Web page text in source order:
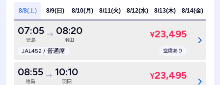
8/8(土) 8/9(日) 8/10(月) 8/11(火) 8/12(水) 8/13(木) 8/14(金)
07:05
徳島
08:20
羽田
JAL452 / 普通席
¥23,495
空席あり
08:55
徳島
10:10
羽田
¥23,495